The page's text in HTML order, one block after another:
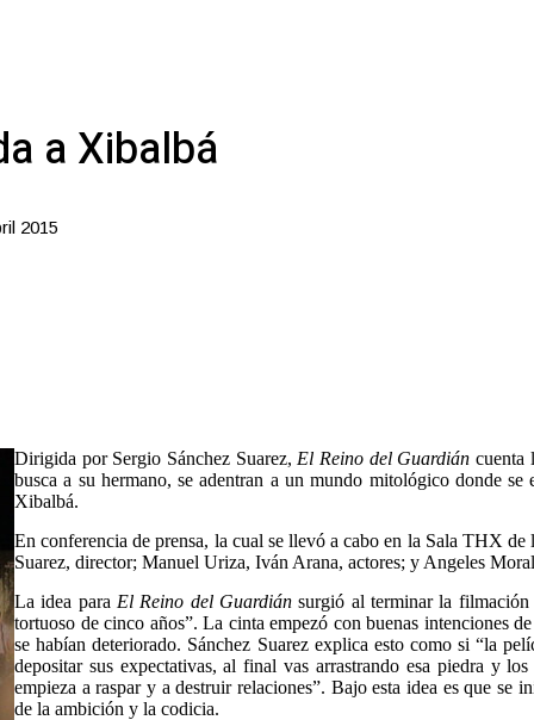
a Xibalbá
2015
Dirigida por Sergio Sánchez Suarez, El Reino del Guardián cuenta
busca a su hermano, se adentran a un mundo mitológico donde
Xibalbá.
En conferencia de prensa, la cual se llevó a cabo en la Sala THX
Suarez, director; Manuel Uriza, Iván Arana, actores; y Angeles
La idea para El Reino del Guardián surgió al terminar la filmación
tortuoso de cinco años”. La cinta empezó con buenas intenciones
se habían deteriorado. Sánchez Suarez explica esto como si “la
depositar sus expectativas, al final vas arrastrando esa piedra y
empieza a raspar y a destruir relaciones”. Bajo esta idea es que
de la ambición y la codicia.